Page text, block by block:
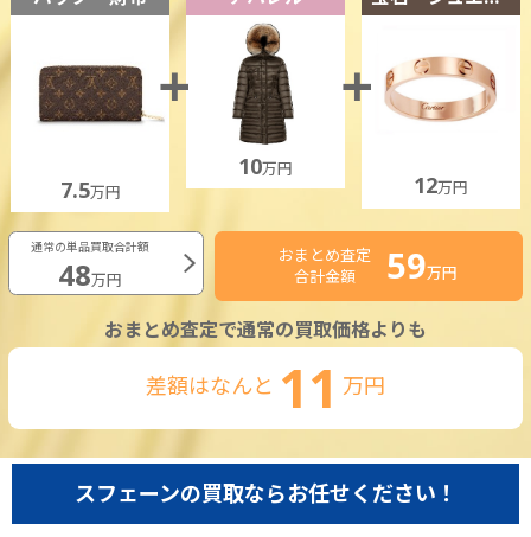
7.5万円
10万円
12万円
通常の単品買取合計額
48万円
おまとめ査定
合計金額
59万円
おまとめ査定で通常の買取価格よりも
差額はなんと 11 万円
スフェーンの買取ならお任せください！